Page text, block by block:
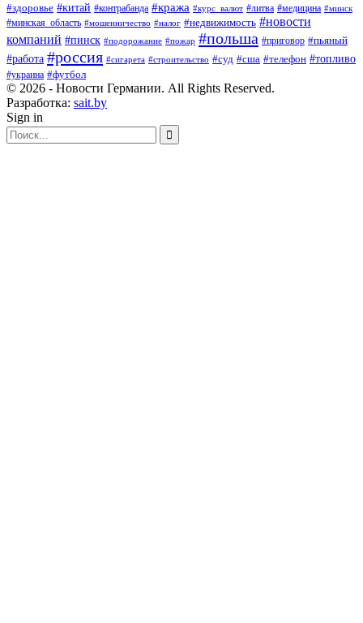
#здоровье #китай #контрабанда #кража #курс_валют #литва #медицина #минск
#минская_область #мошенничество #налог #недвижимость #новости
компаний #пинск #подорожание #пожар #польша #приговор #пьяный
#работа #россия #сигарета #строительство #суд #сша #телефон #топливо
#украина #футбол
© 2026 - Новости Германии. All Rights Reserved.
Разработка: sait.by
Sign in